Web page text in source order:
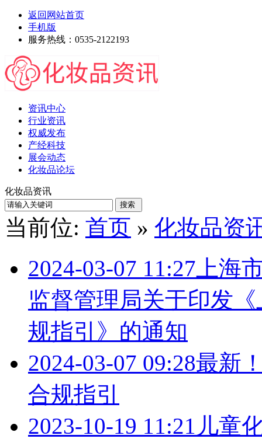
返回网站首页
手机版
服务热线：0535-2122193
资讯中心
行业资讯
权威发布
产经科技
展会动态
化妆品论坛
化妆品资讯
当前位: 首页 » 化妆品资
2024-03-07 11:27 上海
监督管理局关于印发
规指引》的通知
2024-03-07 09:28最新
合规指引
2023-10-19 11:21 儿童